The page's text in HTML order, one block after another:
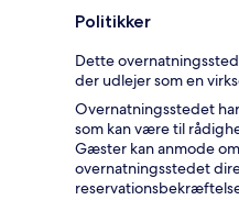
Politikker
Dette
der udlejer som en
Overnatningsstedet
som kan være til
Gæster kan anmode
overnatningsstedet